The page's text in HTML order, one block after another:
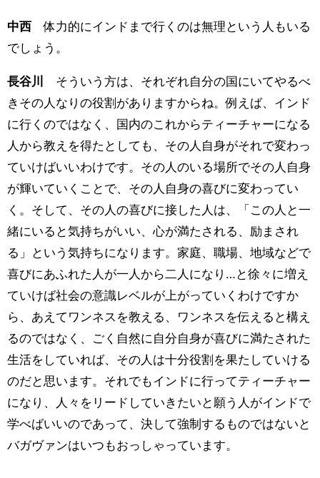
中西 体力的にインドまで行くのは無理という人もいる
でしょう。
長谷川
そういう方は、それぞれ自分の国にいてやるべ
きその人なりの役割がありますからね。例えば、インド
に行くのではなく、国内のこれからティーチャーになる
人から教えを得たとしても、その人自身がそれで変わっ
ていけばいいわけです。その人のいる場所でその人自身
が輝いていくことで、その人自身の喜びに変わってい
く。そして、その人の喜びに接した人は、「この人と一
緒にいると気持ちがいい、心が満たされる、励まされ
る」という気持ちになります。家庭、職場、地域などで
喜びにあふれた人が一人から二人になり…と徐々に増え
ていけば社会の意識レベルが上がっていくわけですか
ら、あえてワンネスを教える、ワンネスを伝えると構え
るのではなく、ごく自然に自分自身が喜びに満たされた
生活をしていれば、その人は十分役割を果たしていける
のだと思います。それでもインドに行ってティーチャー
になり、人々をリードしていきたいと願う人がインドで
学べばいいのであって、決して強制するものではないと
バガヴァンはいつもおっしゃっています。